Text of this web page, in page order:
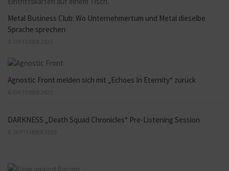
Metal Business Club: Wo Unternehmertum und Metal dieselbe
Sprache sprechen
Agnostic Front melden sich mit „Echoes In Eternity“ zurück
DARKNESS „Death Squad Chronicles“ Pre-Listening Session